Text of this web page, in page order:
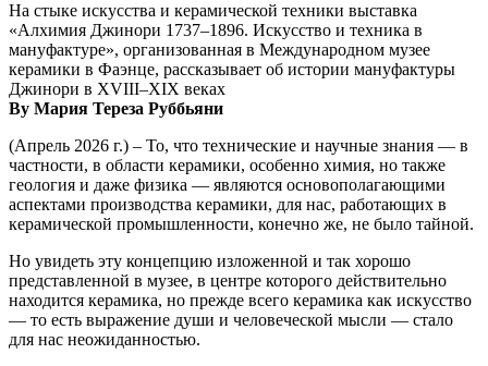
На стыке искусства и керамической техники выставка
«Алхимия Джинори 1737–1896. Искусство и техника в
мануфактуре», организованная в Международном музее
керамики в Фаэнце, рассказывает об истории мануфактуры
Джинори в XVIII–XIX веках
By Мария Тереза Руббьяни
(Апрель 2026 г.) – То, что технические и научные знания — в
частности, в области керамики, особенно химия, но также
геология и даже физика — являются основополагающими
аспектами производства керамики, для нас, работающих в
керамической промышленности, конечно же, не было тайной.
Но увидеть эту концепцию изложенной и так хорошо
представленной в музее, в центре которого действительно
находится керамика, но прежде всего керамика как искусство
— то есть выражение души и человеческой мысли — стало
для нас неожиданностью.